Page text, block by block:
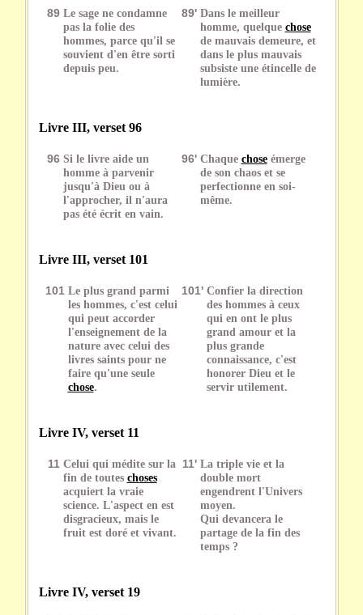
89 Le sage ne condamne
pas la folie des
hommes, parce qu'il se
souvient d'en être sorti
depuis peu.
89' Dans le meilleur
homme, quelque chose
de mauvais demeure, et
dans le plus mauvais
subsiste une étincelle de
lumière.
Livre III, verset 96
96 Si le livre aide un
homme à parvenir
jusqu'à Dieu ou à
l'approcher, il n'aura
pas été écrit en vain.
96' Chaque choseémerge
de son chaos et se
perfectionne en soi-
même.
Livre III, verset 101
101 Le plus grand parmi
les hommes, c'est celui
qui peut accorder
l'enseignement de la
nature avec celui des
livres saints pour ne
faire qu'une seule
chose.
101' Confier la direction
des hommes à ceux
qui en ont le plus
grand amour et la
plus grande
connaissance, c'est
honorer Dieu et le
servir utilement.
Livre IV, verset 11
11 Celui qui médite sur la
fin de toutes choses
acquiert la vraie
science. L'aspect en est
disgracieux, mais le
fruit est doré et vivant.
11' La triple vie et la
double mort
engendrent l'Univers
moyen.
Qui devancera le
partage de la fin des
temps ?
Livre IV, verset 19